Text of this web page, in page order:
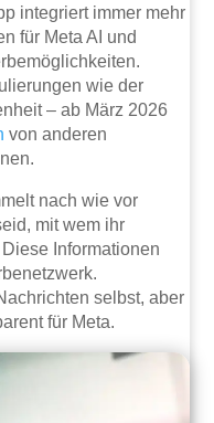
integriert immer mehr
für Meta AI und
wie der
– ab März 2026
von anderen
nach wie vor
mit wem ihr
Informationen
selbst, aber
für Meta.